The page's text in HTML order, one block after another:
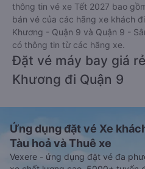
Khương đi Quận 9
Vé xe tết 2027 từ Sân bay Liên
được công bố. Vexere.com sẽ
thông tin vé xe Tết 2027 bao
bán vé của các hãng xe khách
Khương - Quận 9 và Quận 9 -
có thông tin từ các hãng xe.
Đặt vé máy bay giá
Khương đi Quận 9